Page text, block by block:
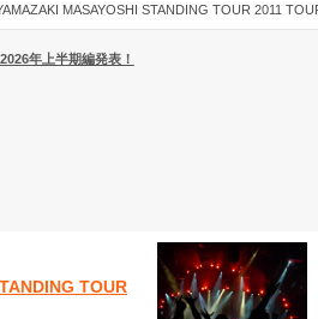
MASAYOSHI STANDING TOUR 2011
情報はここから！
年上半期編発表！
TOUR